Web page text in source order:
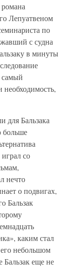
Лепуатвеном
по
с судна
в минуты
необходимость,
для Бальзака
больше
со
нечто
о подвигах,
Бальзак
каким стал
небольшом
Бальзак еще не